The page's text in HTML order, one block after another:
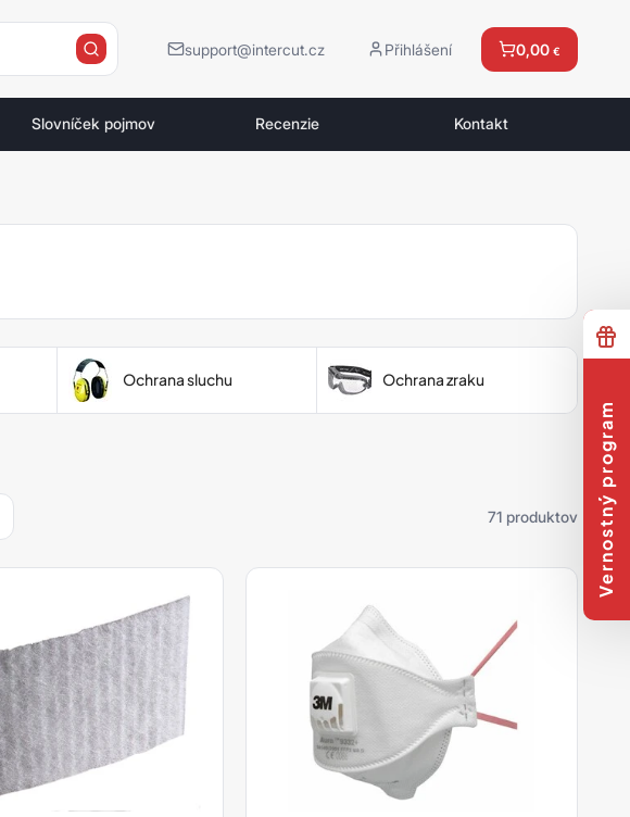
support@intercut.cz Přihlášení 0,00 €
Slovníček pojmov Recenzie Kontakt
Ochrana sluchu Ochrana zraku
71 produktov Vernostný program